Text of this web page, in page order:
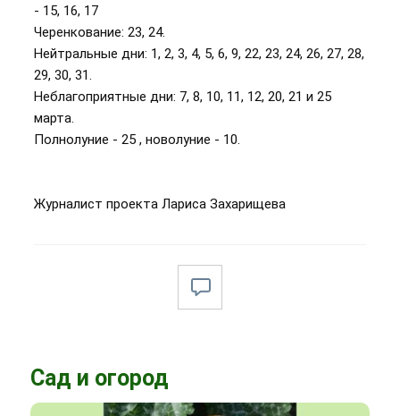
- 15, 16, 17
Черенкование: 23, 24.
Нейтральные дни: 1, 2, 3, 4, 5, 6, 9, 22, 23, 24, 26, 27, 28,
29, 30, 31.
Неблагоприятные дни: 7, 8, 10, 11, 12, 20, 21 и 25
марта.
Полнолуние - 25 , новолуние - 10.
Журналист проекта Лариса Захарищева
Сад и огород